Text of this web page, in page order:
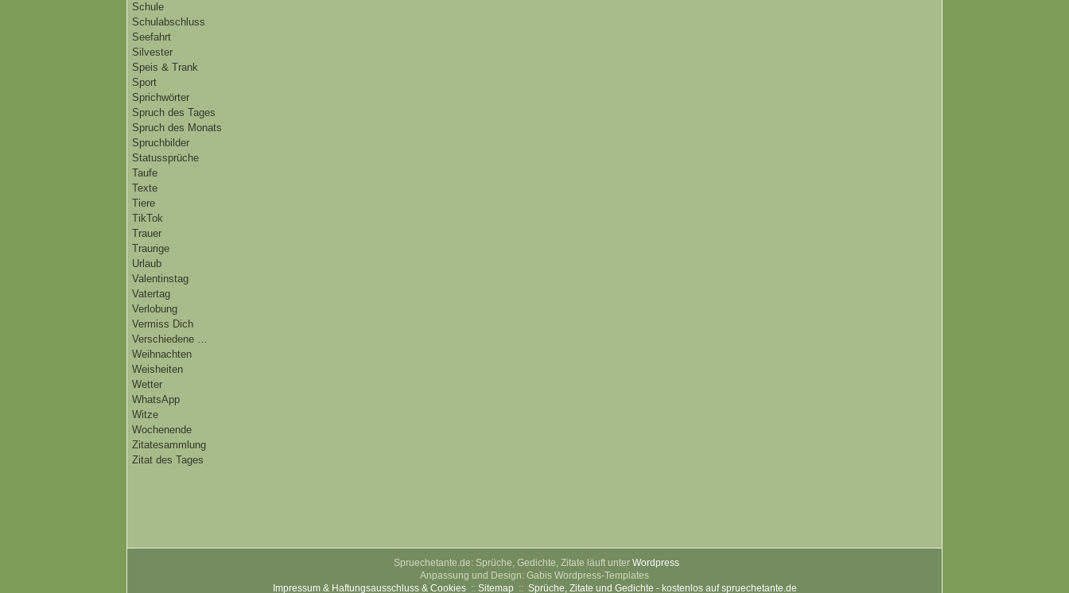
Schule
Schulabschluss
Seefahrt
Silvester
Speis & Trank
Sport
Sprichwörter
Spruch des Tages
Spruch des Monats
Spruchbilder
Statussprüche
Taufe
Texte
Tiere
TikTok
Trauer
Traurige
Urlaub
Valentinstag
Vatertag
Verlobung
Vermiss Dich
Verschiedene …
Weihnachten
Weisheiten
Wetter
WhatsApp
Witze
Wochenende
Zitatesammlung
Zitat des Tages
Spruechetante.de: Sprüche, Gedichte, Zitate läuft unter Wordpress
Anpassung und Design: Gabis Wordpress-Templates
Impressum & Haftungsausschluss & Cookies:: Sitemap :: Sprüche, Zitate und Gedichte - kostenlos auf spruechetante.de